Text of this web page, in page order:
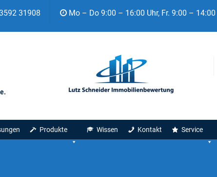
31908 Mo – Do 9:00 – 16:00 Uhr, Fr. 9:00 – 14:00
Produkte Wissen Kontakt Service